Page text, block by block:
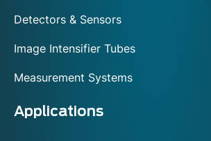
Detectors & Sensors
Image Intensifier Tubes
Measurement Systems
Applications